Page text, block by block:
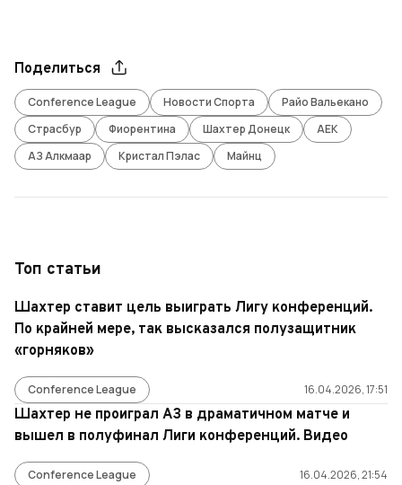
Поделиться
Conference League Новости Спорта
Райо Вальекано
Страсбур
Фиорентина Шахтер Донецк
АЕК
АЗ Алкмаар
Кристал Пэлас Майнц
Топ статьи
Шахтер ставит цель выиграть Лигу конференций.
По крайней мере, так высказался полузащитник
«горняков»
Conference League 16.04.2026, 17:51
Шахтер не проиграл АЗ в драматичном матче и
вышел в полуфинал Лиги конференций. Видео
Conference League 16.04.2026, 21:54